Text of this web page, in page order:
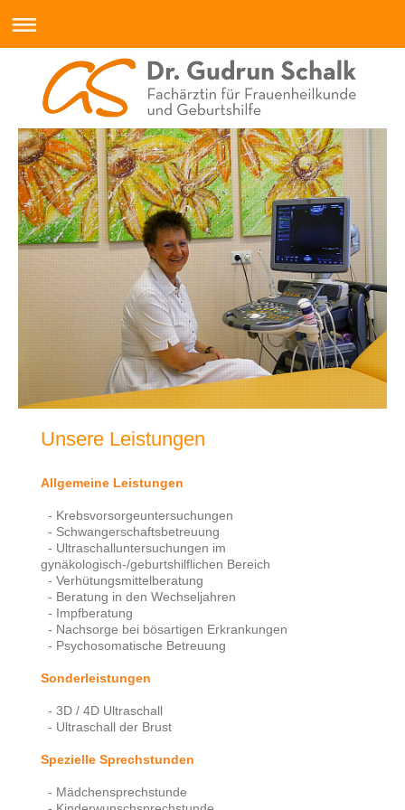
Unsere Leistungen
Allgemeine Leistungen
- Krebsvorsorgeuntersuchungen
- Schwangerschaftsbetreuung
- Ultraschalluntersuchungen im
gynäkologisch-/geburtshilflichen Bereich
- Verhütungsmittelberatung
- Beratung in den Wechseljahren
- Impfberatung
- Nachsorge bei bösartigen Erkrankungen
- Psychosomatische Betreuung
Sonderleistungen
- 3D / 4D Ultraschall
- Ultraschall der Brust
Spezielle Sprechstunden
- Mädchensprechstunde